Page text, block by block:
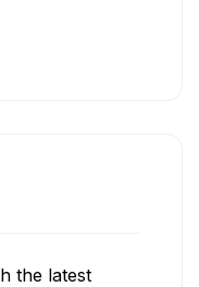
the latest